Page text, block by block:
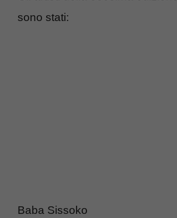
sono stati:
Baba Sissoko